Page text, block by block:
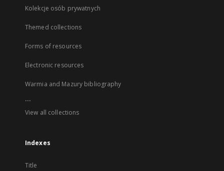
Kolekcje osób prywatnych
Themed collections
Forms of resources
Electronic resources
Warmia and Mazury bibliography
...
View all collections
Indexes
Title